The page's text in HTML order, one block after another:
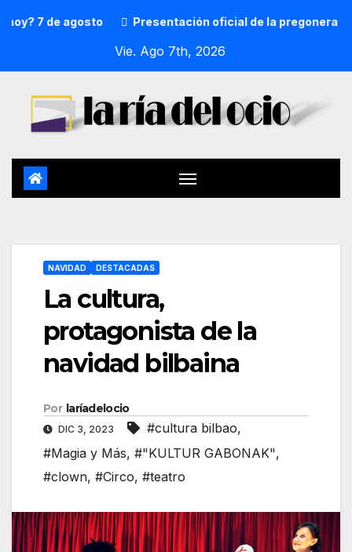
de agosto Presentación oficial de la pregonera y
Vie. Ago 7th, 2026
NAVIDAD DESTACADAS
La cultura,
protagonista de la
navidad bilbaina
Por laríadelocio
DIC 3, 2023 #cultura bilbao,
#Magia y Más, #"KULTUR GABONAK",
#clown, #Circo, #teatro